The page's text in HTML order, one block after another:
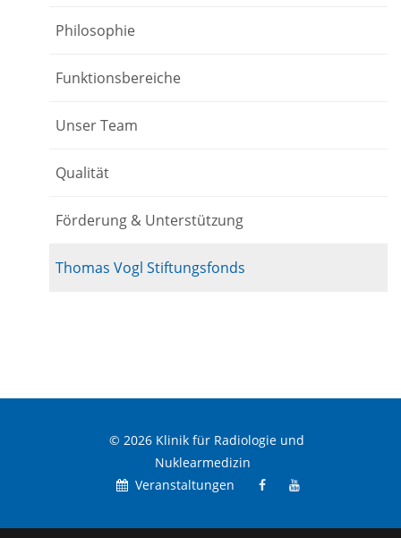
Philosophie
Funktionsbereiche
Unser Team
Qualität
Förderung & Unterstützung
Thomas Vogl Stiftungsfonds
© 2026 Klinik für Radiologie und
Nuklearmedizin
Veranstaltungen